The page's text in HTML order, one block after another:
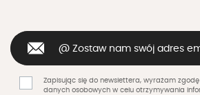
Zapisując się do newslettera, wyrażam
danych osobowych w celu otrzymywania